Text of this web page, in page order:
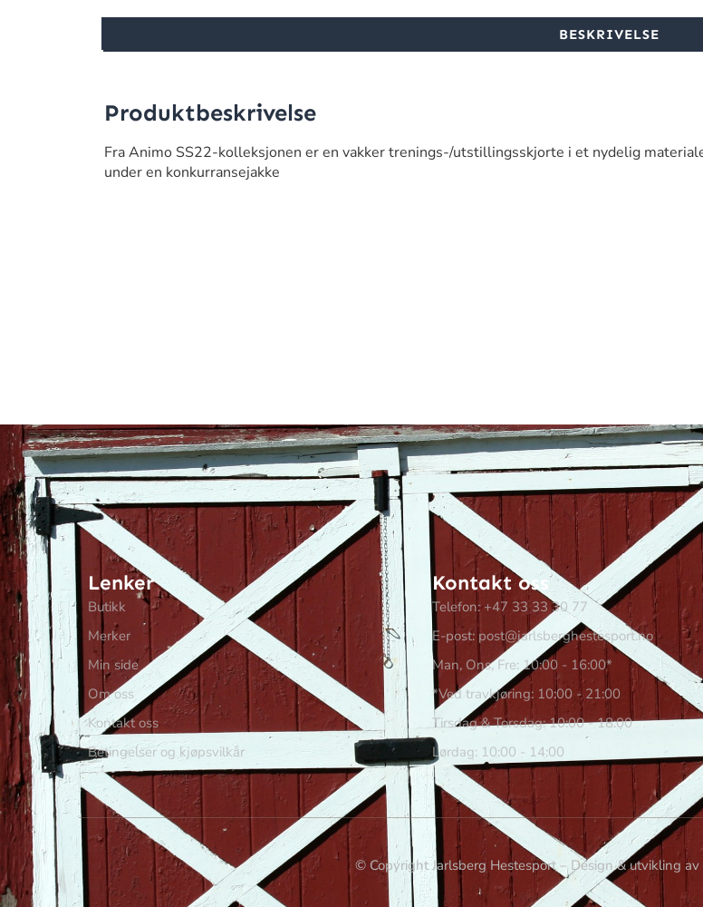
BESKRIVELSE
Produktbeskrivelse
Fra Animo SS22-kolleksjonen er en vakker trenings-/utstillingsskjorte i et nydelig
under en konkurransejakke
Lenker
Butikk
Merker
Min side
Om oss
Kontakt oss
Betingelser og kjøpsvilkår
Kontakt oss
Telefon: +47 33 33 30 77
E-post: post@jarlsberghestesport.no
Man, Ons, Fre: 10:00 - 16:00*
*Ved travkjøring: 10:00 - 21:00
Tirsdag & Torsdag: 10:00 - 18:00
Lørdag: 10:00 - 14:00
© Copyright Jarlsberg Hestesport – Design & utvikling